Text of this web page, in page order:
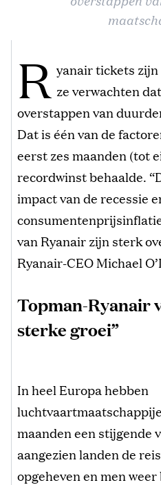
R yanair tickets
ze verwachten
overstappen van
Dat is één van de
eerst zes maanden (tot
recordwinst behaalde.
impact van de recessie
van Ryanair zijn sterk
Ryanair-CEO Michael
Topman-Ryanair
sterke groei”
In heel Europa hebben
maanden een stijgende
aangezien landen de
opgeheven en men